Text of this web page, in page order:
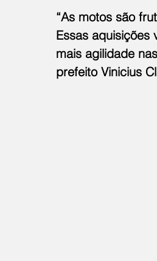
“As motos são
Essas aquisições
mais agilidade
prefeito Vinicius